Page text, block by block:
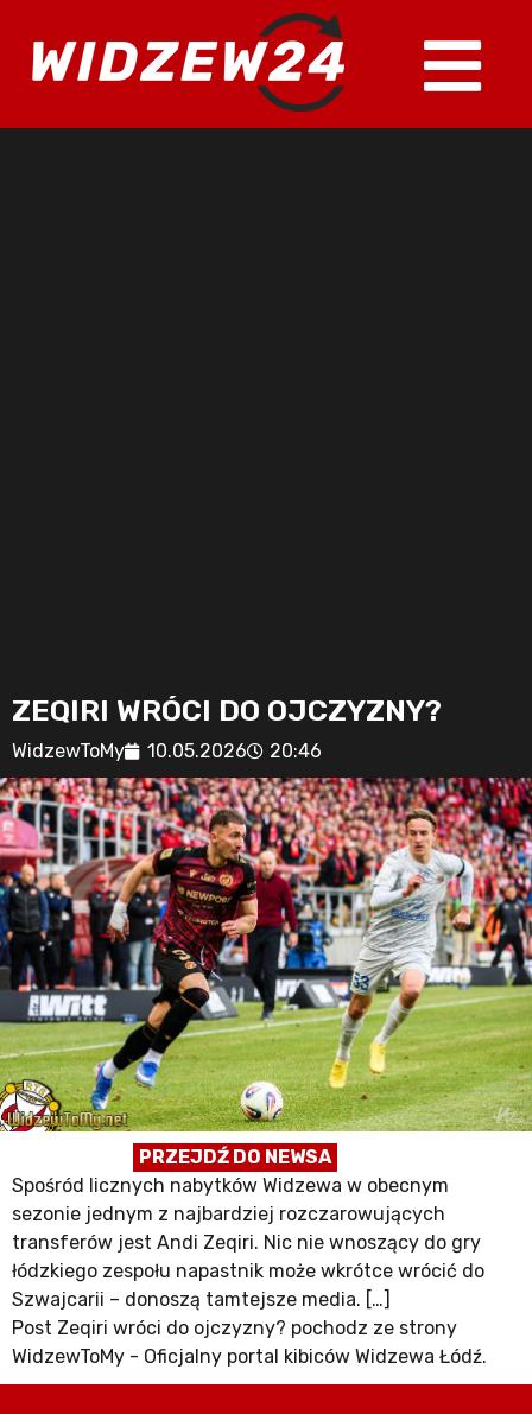
ZEQIRI WRÓCI DO OJCZYZNY?
WidzewToMy 10.05.2026 20:46
PRZEJDŹ DO NEWSA
Spośród licznych nabytków Widzewa w obecnym
sezonie jednym z najbardziej rozczarowujących
transferów jest Andi Zeqiri. Nic nie wnoszący do gry
łódzkiego zespołu napastnik może wkrótce wrócić do
Szwajcarii – donoszą tamtejsze media. […]
Post Zeqiri wróci do ojczyzny? pochodz ze strony
WidzewToMy - Oficjalny portal kibiców Widzewa Łódź.